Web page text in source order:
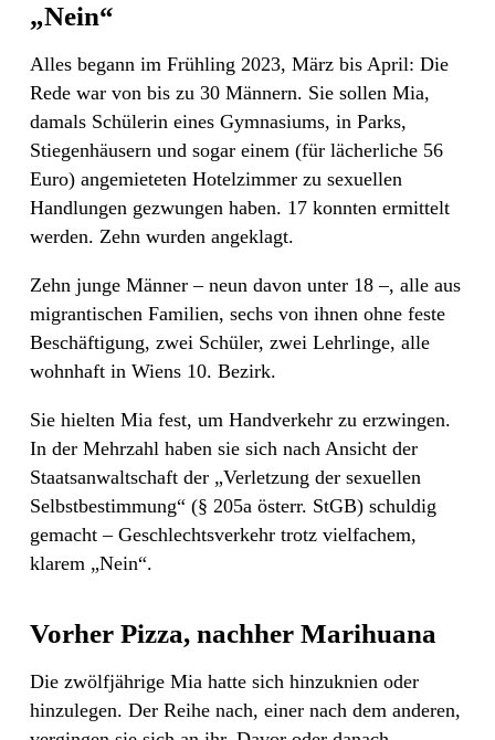
„Nein“
Alles begann im Frühling 2023, März bis April: Die
Rede war von bis zu 30 Männern. Sie sollen Mia,
damals Schülerin eines Gymnasiums, in Parks,
Stiegenhäusern und sogar einem (für lächerliche 56
Euro) angemieteten Hotelzimmer zu sexuellen
Handlungen gezwungen haben. 17 konnten ermittelt
werden. Zehn wurden angeklagt.
Zehn junge Männer – neun davon unter 18 –, alle aus
migrantischen Familien, sechs von ihnen ohne feste
Beschäftigung, zwei Schüler, zwei Lehrlinge, alle
wohnhaft in Wiens 10. Bezirk.
Sie hielten Mia fest, um Handverkehr zu erzwingen.
In der Mehrzahl haben sie sich nach Ansicht der
Staatsanwaltschaft der „Verletzung der sexuellen
Selbstbestimmung“ (§ 205a österr. StGB) schuldig
gemacht – Geschlechtsverkehr trotz vielfachem,
klarem „Nein“.
Vorher Pizza, nachher Marihuana
Die zwölfjährige Mia hatte sich hinzuknien oder
hinzulegen. Der Reihe nach, einer nach dem anderen,